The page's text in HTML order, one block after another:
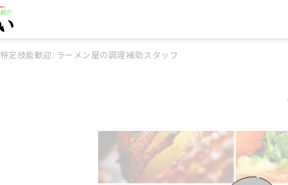
特定技能歓迎：ラーメン屋の調理補助スタッフ